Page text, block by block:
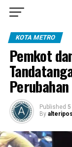
KOTA METRO
Pemkot
Published
By